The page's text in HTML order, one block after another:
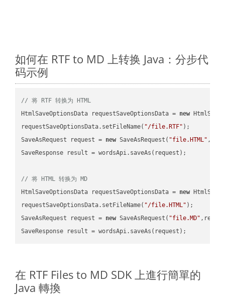
如何在 RTF to MD 上转换 Java：分步代
码示例
// 将 RTF 转换为 HTML
HtmlSaveOptionsData requestSaveOptionsData = new
requestSaveOptionsData.setFileName( "/file.RTF" );
SaveAsRequest request = new SaveAsRequest( "file.HTML"
SaveResponse result = wordsApi.saveAs(request);
// 将 HTML 转换为 MD
HtmlSaveOptionsData requestSaveOptionsData = new
requestSaveOptionsData.setFileName( "/file.HTML" );
SaveAsRequest request = new SaveAsRequest( "file.MD"
在 RTF Files to MD SDK 上進行簡單的
Java 轉換